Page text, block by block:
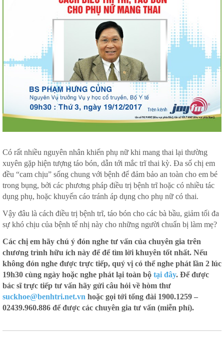
Có rất nhiều nguyên nhân khiến phụ nữ khi mang thai lại thường
xuyên gặp hiện tượng táo bón, dẫn tới mắc trĩ thai kỳ. Đa số chị em
đều “cam chịu” sống chung với bệnh để đảm bảo an toàn cho em bé
trong bụng, bởi các phương pháp điều trị bệnh trĩ hoặc có nhiều tác
dụng phụ, hoặc khuyến cáo tránh áp dụng cho phụ nữ có thai.
Vậy đâu là cách điều trị bệnh trĩ, táo bón cho các bà bầu, giảm tối đa
sự khó chịu của bệnh tế nhị này cho những người chuẩn bị làm mẹ?
Các chị em hãy chú ý đón nghe tư vấn của chuyên gia trên
chương trình hữu ích này để để tìm lời khuyên tốt nhất. Nếu
không đón nghe được trực tiếp, quý vị có thể nghe phát lần 2 lúc
19h30 cùng ngày hoặc nghe phát lại toàn bộ tại đây. Để được
bác sĩ trực tiếp tư vấn hãy gửi câu hỏi về hòm thư
suckhoe@benhtri.net.vn hoặc gọi tới tổng đài 1900.1259 –
02439.960.886 để được các chuyên gia tư vấn (miễn phí).